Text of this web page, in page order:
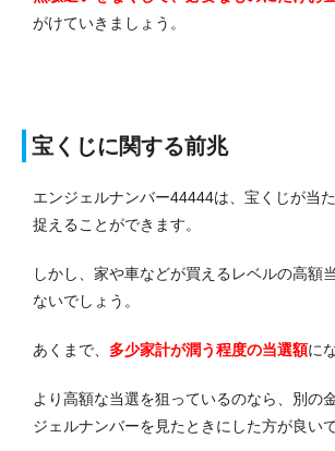
がけていきましょう。
宝くじに関する前兆
エンジェルナンバー44444は、宝くじが当
捉えることができます。
しかし、家や車などが買えるレベルの高額
ないでしょう。
あくまで、 多少家計が潤う程度の当選額に
より高額な当選を狙っているのなら、別の
ジェルナンバーを見たときにした方が良い